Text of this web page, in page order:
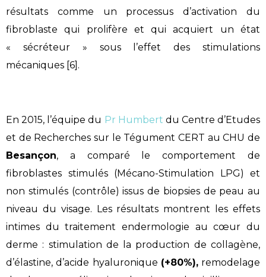
résultats comme un processus d’activation du
fibroblaste qui prolifère et qui acquiert un état
« sécréteur » sous l’effet des stimulations
mécaniques [6].
En 2015, l’équipe du Pr Humbert du Centre d’Etudes
et de Recherches sur le Tégument CERT au CHU de
Besançon, a comparé le comportement de
fibroblastes stimulés (Mécano-Stimulation LPG) et
non stimulés (contrôle) issus de biopsies de peau au
niveau du visage. Les résultats montrent les effets
intimes du traitement endermologie au cœur du
derme : stimulation de la production de collagène,
d’élastine, d’acide hyaluronique (+80%),remodelage